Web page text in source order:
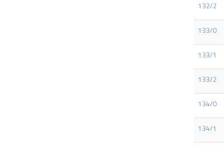
132/2
133/0
133/1
133/2
134/0
134/1